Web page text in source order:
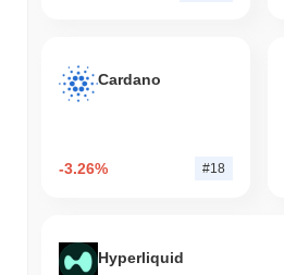
Cardano
-3.26% #18
Hyperliquid